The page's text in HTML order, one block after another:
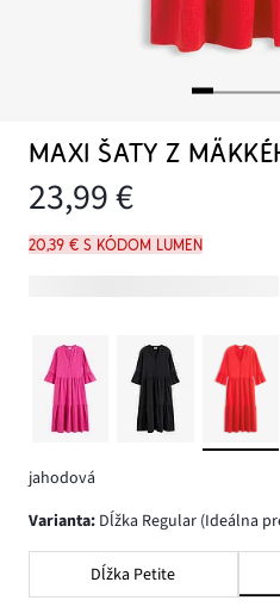
MAXI ŠATY Z
23,99 €
20,39 € s kódom LUMEN
jahodová
varianta: Dĺžka Regular (Ideálna
Dĺžka Petite